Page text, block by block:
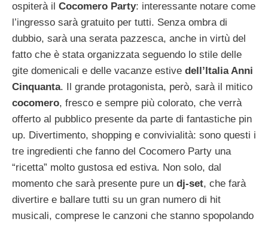
ospiterà il Cocomero Party: interessante notare come
l’ingresso sarà gratuito per tutti. Senza ombra di
dubbio, sarà una serata pazzesca, anche in virtù del
fatto che è stata organizzata seguendo lo stile delle
gite domenicali e delle vacanze estive dell’Italia Anni
Cinquanta. Il grande protagonista, però, sarà il mitico
cocomero, fresco e sempre più colorato, che verrà
offerto al pubblico presente da parte di fantastiche pin
up. Divertimento, shopping e convivialità: sono questi i
tre ingredienti che fanno del Cocomero Party una
“ricetta” molto gustosa ed estiva. Non solo, dal
momento che sarà presente pure un dj-set, che farà
divertire e ballare tutti su un gran numero di hit
musicali, comprese le canzoni che stanno spopolando